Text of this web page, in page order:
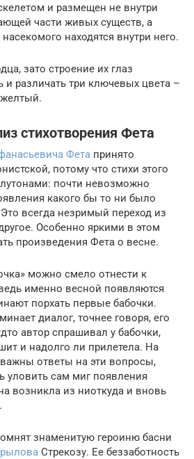
и размещен не внутри
части живых существ, а
находятся внутри него.
зато строение их глаз
и различать три ключевых цвета –
стихотворения Фета
Фета принято
потому что стихи этого
почти невозможно
какого бы то ни было
всегда незримый переход из
Особенно яркими в этом
произведения Фета о весне.
можно смело отнести к
именно весной появляются
порхать первые бабочки.
диалог, точнее говоря, его
автор спрашивал у бабочки,
и надолго ли прилетела. На
ответы на эти вопросы,
уловить сам миг появления
возникла из ниоткуда и вновь
знаменитую героиню басни
Стрекозу. Ее беззаботность